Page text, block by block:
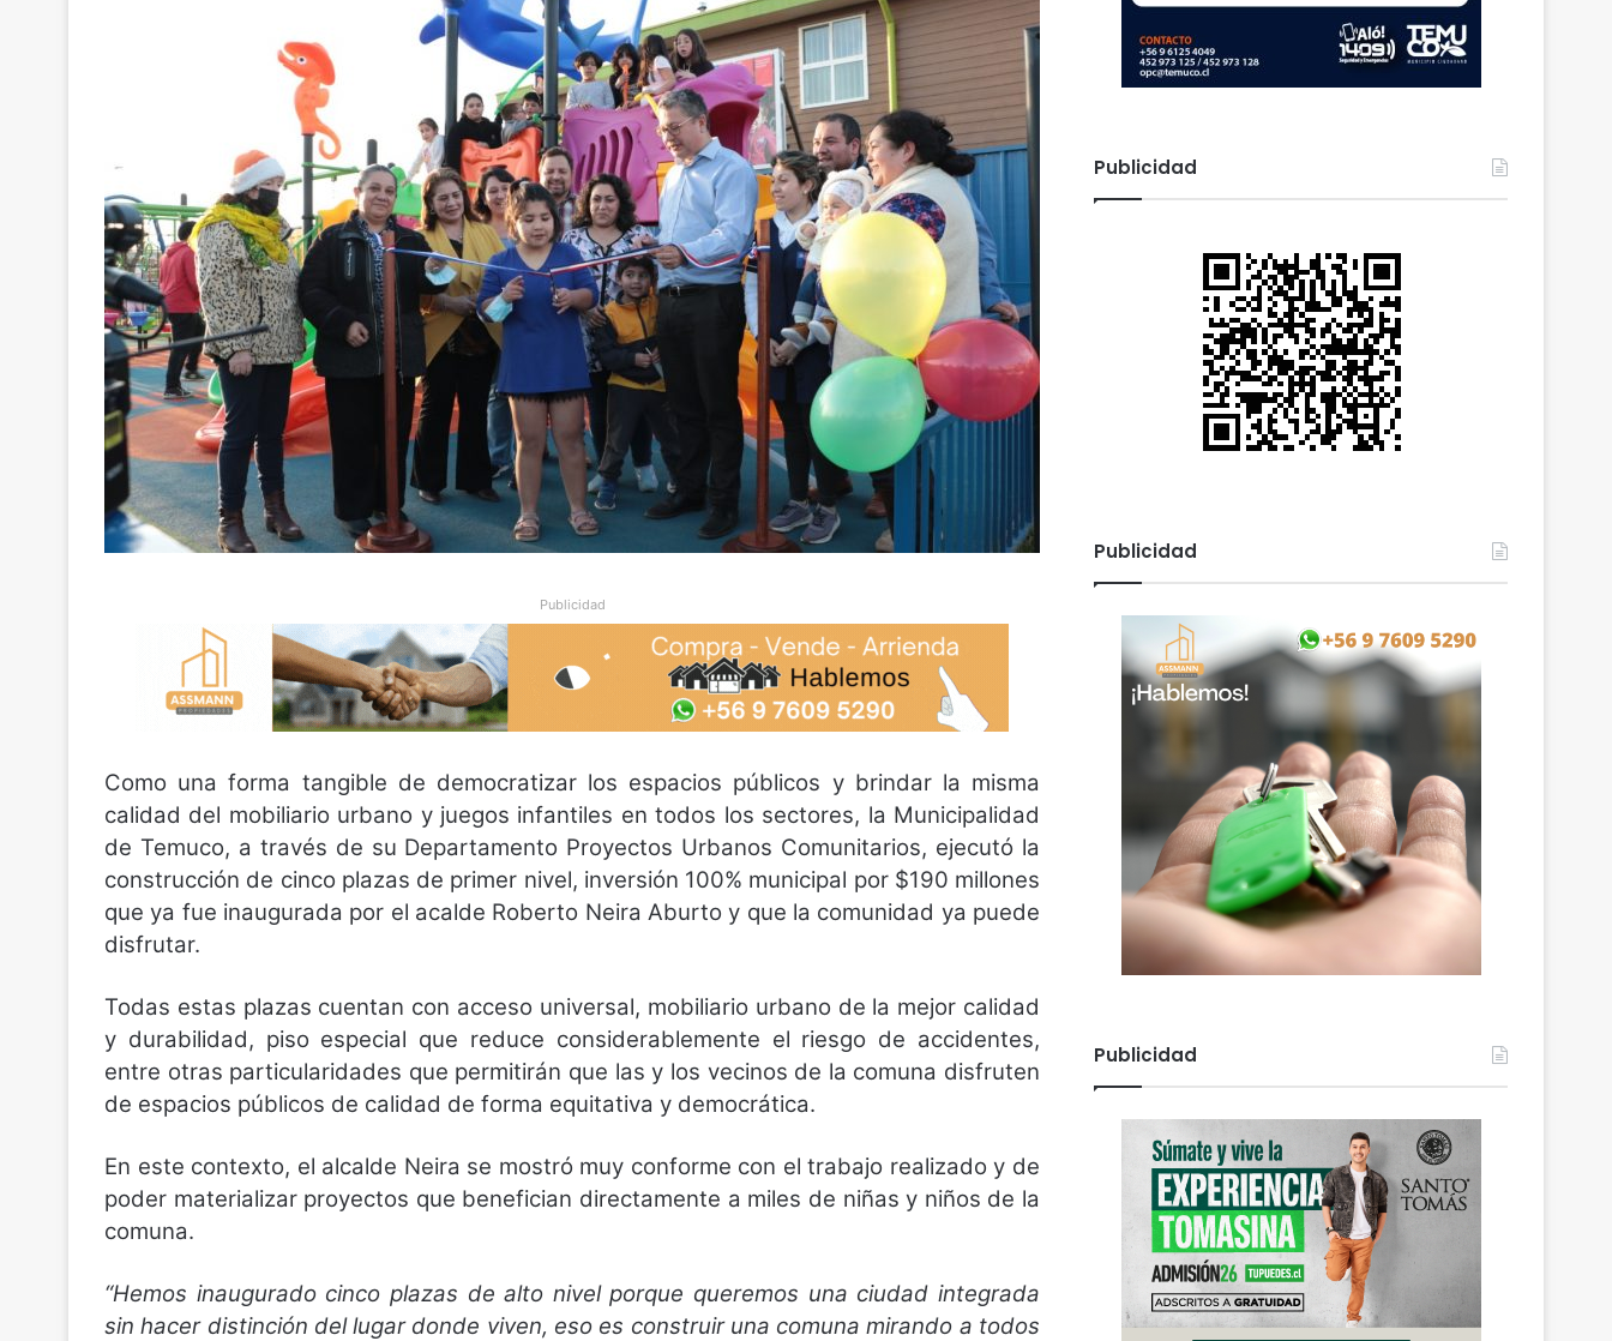
Publicidad
Como una forma tangible de democratizar los espacios públicos y brindar la misma
calidad del mobiliario urbano y juegos infantiles en todos los sectores, la Municipalidad
de Temuco, a través de su Departamento Proyectos Urbanos Comunitarios, ejecutó la
construcción de cinco plazas de primer nivel, inversión 100% municipal por $190 millones
que ya fue inaugurada por el acalde Roberto Neira Aburto y que la comunidad ya puede
disfrutar.
Todas estas plazas cuentan con acceso universal, mobiliario urbano de la mejor calidad
y durabilidad, piso especial que reduce considerablemente el riesgo de accidentes,
entre otras particularidades que permitirán que las y los vecinos de la comuna disfruten
de espacios públicos de calidad de forma equitativa y democrática.
En este contexto, el alcalde Neira se mostró muy conforme con el trabajo realizado y de
poder materializar proyectos que benefician directamente a miles de niñas y niños de la
comuna.
“Hemos inaugurado cinco plazas de alto nivel porque queremos una ciudad integrada
sin hacer distinción del lugar donde viven, eso es construir una comuna mirando a todos
Publicidad
Publicidad
Publicidad